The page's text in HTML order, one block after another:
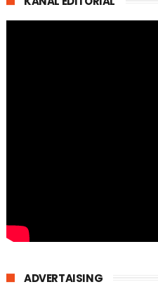
ADVERTAISING